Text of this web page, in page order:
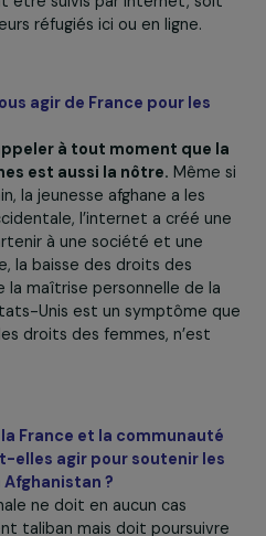
œuvre dans des zones de
comme but d’aider des
leur éducation par le biais
institutricesqui ont perdu
directement. La demande
Par ailleurs, nous mettons
être suivis par internet,
réfugiés ici ou en ligne.
rappeler à tout moment que
est aussi la nôtre.
la jeunesse afghane a les
l’internet a créé